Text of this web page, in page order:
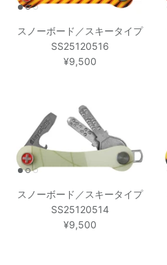
スノーボード／スキータイプ
SS25120516
¥9,500
スノーボード／スキータイプ
SS25120514
¥9,500